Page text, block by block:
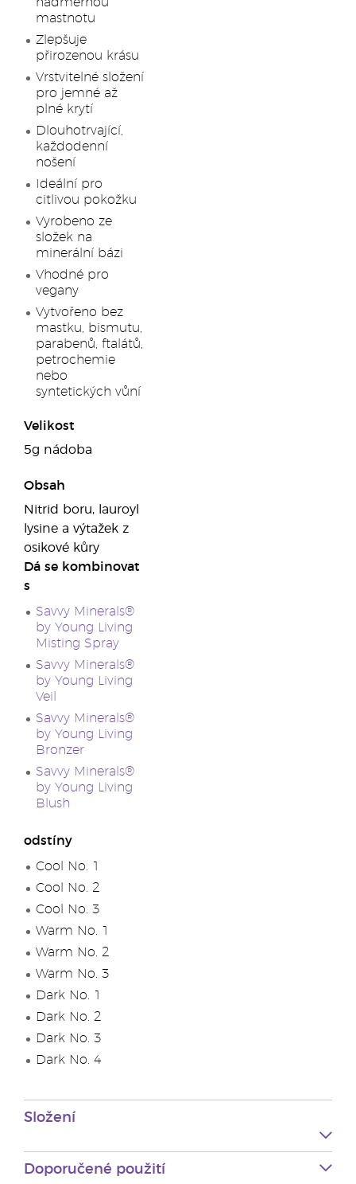
mastnotu
Zlepšuje
přirozenou krásu
Vrstvitelné složení
pro jemné až
plné krytí
Dlouhotrvající,
každodenní
nošení
Ideální pro
citlivou pokožku
Vyrobeno ze
složek na
minerální bázi
Vhodné pro
vegany
Vytvořeno bez
mastku, bismutu,
parabenů, ftalátů,
petrochemie
nebo
syntetických vůní
Velikost
5g nádoba
Obsah
Nitrid boru, lauroyl
lysine a výtažek z
osikové kůry
Dá se kombinovat
s
Savvy Minerals®
by Young Living
Misting Spray
Savvy Minerals®
by Young Living
Veil
Savvy Minerals®
by Young Living
Bronzer
Savvy Minerals®
by Young Living
Blush
odstíny
Cool No. 1
Cool No. 2
Cool No. 3
Warm No. 1
Warm No. 2
Warm No. 3
Dark No. 1
Dark No. 2
Dark No. 3
Dark No. 4
Složení
Doporučené použití